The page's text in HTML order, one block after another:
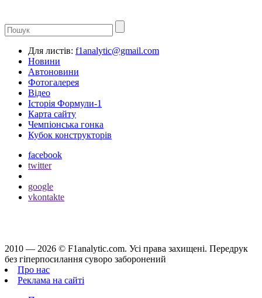
Для листів: f1analytic@gmail.com
Новини
Автоновини
Фотогалерея
Відео
Історія Формули-1
Карта сайту
Чемпіонська гонка
Кубок конструкторів
facebook
twitter
google
vkontakte
2010 — 2026 © F1analytic.com. Усi права захищенi. Передрук
без гіперпосилання суворо заборонений
Про нас
Реклама на сайті